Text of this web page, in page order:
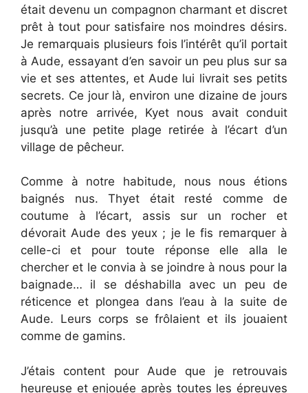
était devenu un compagnon charmant et discret
prêt à tout pour satisfaire nos moindres désirs.
Je remarquais plusieurs fois l’intérêt qu’il portait
à Aude, essayant d’en savoir un peu plus sur sa
vie et ses attentes, et Aude lui livrait ses petits
secrets. Ce jour là, environ une dizaine de jours
après notre arrivée, Kyet nous avait conduit
jusqu’à une petite plage retirée à l’écart d’un
village de pêcheur.
Comme à notre habitude, nous nous étions
baignés nus. Thyet était resté comme de
coutume à l’écart, assis sur un rocher et
dévorait Aude des yeux ; je le fis remarquer à
celle-ci et pour toute réponse elle alla le
chercher et le convia à se joindre à nous pour la
baignade… il se déshabilla avec un peu de
réticence et plongea dans l’eau à la suite de
Aude. Leurs corps se frôlaient et ils jouaient
comme de gamins.
J’étais content pour Aude que je retrouvais
heureuse et enjouée après toutes les épreuves